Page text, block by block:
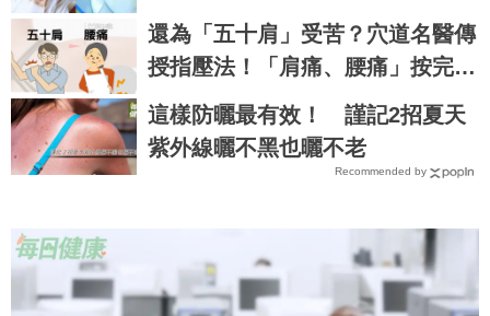
日健康Health
還為「五十肩」受苦？穴道名醫傳
授指壓法！「肩痛、腰痛」按完
「兩個穴道」從此沉默！｜每日健
康Health
這樣防曬最有效！ 謹記2招夏天
紫外線曬不黑也曬不老
Recommended by